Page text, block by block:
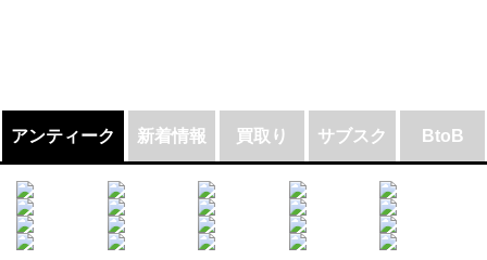
アンティーク 新着情報 買取り サブスク BtoB